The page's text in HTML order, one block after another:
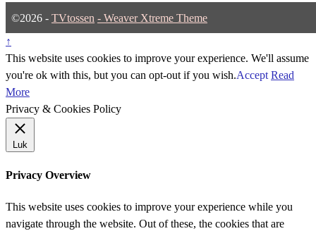
©2026 - TVtossen - Weaver Xtreme Theme
↑
This website uses cookies to improve your experience. We'll assume
you're ok with this, but you can opt-out if you wish.Accept Read
More
Privacy & Cookies Policy
Luk
Privacy Overview
This website uses cookies to improve your experience while you
navigate through the website. Out of these, the cookies that are